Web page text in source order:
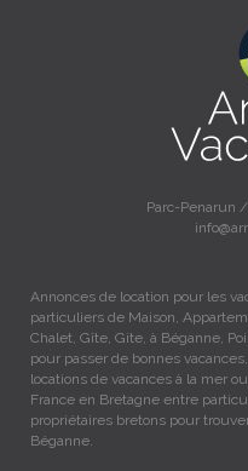
Parc-Penarun
Annonces de location pour les
particuliers de Maison,
Chalet, Gîte, Gite, à Béganne,
pour passer de bonnes
locations de vacances à la mer
France en Bretagne entre
propriétaires bretons pour
Béganne.